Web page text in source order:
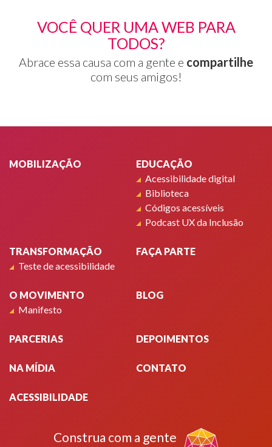
VOCÊ QUER UMA WEB PARA
TODOS?
Abrace essa causa com a gente e compartilhe
com seus amigos!
MOBILIZAÇÃO
EDUCAÇÃO
Acessibilidade digital
Biblioteca
Códigos acessíveis
Podcast UX da Inclusão
TRANSFORMAÇÃO
Teste de acessibilidade
FAÇA PARTE
O MOVIMENTO
Manifesto
BLOG
PARCERIAS DEPOIMENTOS
NA MÍDIA CONTATO
ACESSIBILIDADE
Construa com a gente